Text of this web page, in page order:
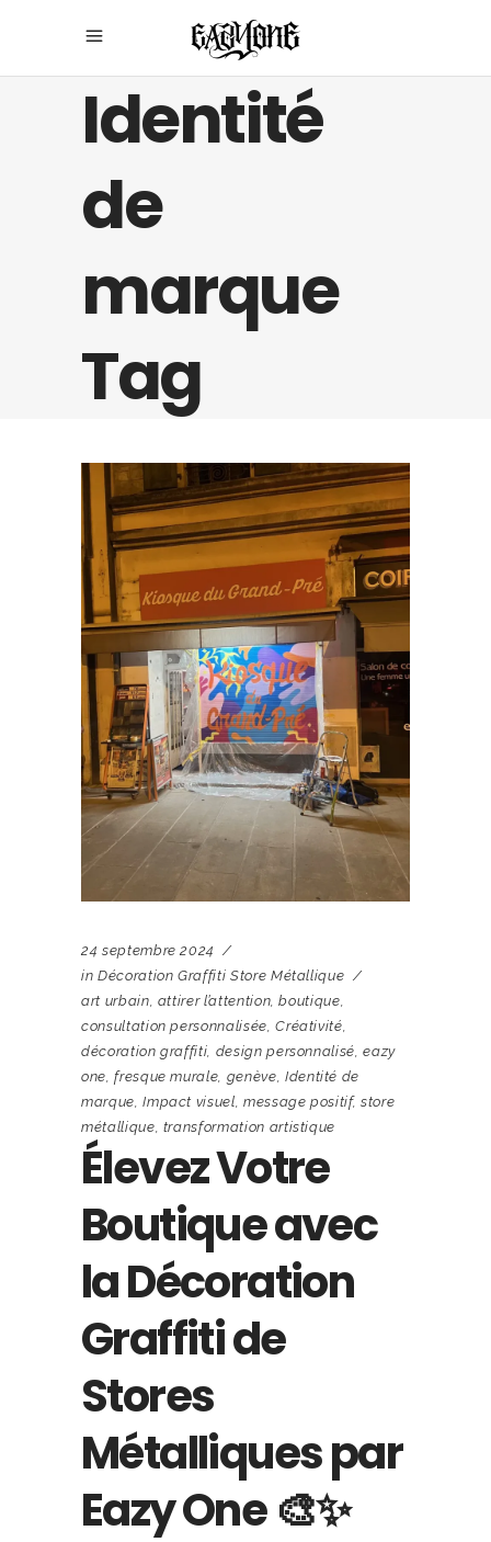
Identité
de
marque
Tag
24 septembre 2024
in Décoration Graffiti Store Métallique
art urbain, attirer l’attention,boutique,
consultation personnalisée,Créativité,
décoration graffiti, design personnalisé,eazy
one,fresque murale, genève, Identité de
marque,Impact visuel, message positif,store
métallique, transformation artistique
Élevez Votre
Boutique avec
la Décoration
Graffiti de
Stores
Métalliques par
Eazy One 🎨✨